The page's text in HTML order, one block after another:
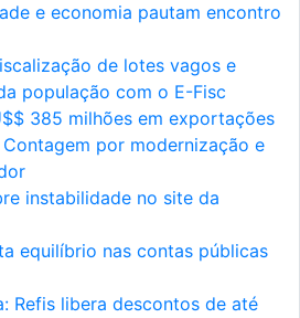
e economia pautam encontro
de lotes vagos e
população com o E-Fisc
385 milhões em exportações
por modernização e
instabilidade no site da
equilíbrio nas contas públicas
Refis libera descontos de até